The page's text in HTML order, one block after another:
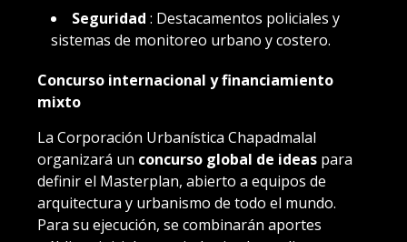
Seguridad : Destacamentos policiales y
sistemas de monitoreo urbano y costero.
Concurso internacional y financiamiento
mixto
La Corporación Urbanística Chapadmalal
organizará un concurso global de ideas para
definir el Masterplan, abierto a equipos de
arquitectura y urbanismo de todo el mundo.
Para su ejecución, se combinarán aportes